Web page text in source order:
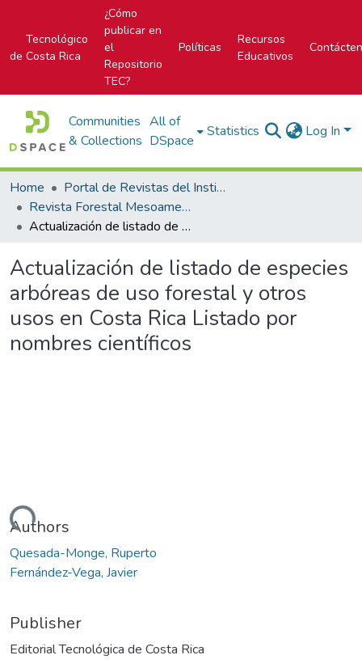
Tecnológico
de Costa Rica
¿Cómo
publicar en
el
Repositorio
TEC?
Políticas
Recursos
Educativos
Communities
& Collections
All of
DSpace
Statistics Log In
Home
Portal de Revistas del Instituto Tecnológico de Costa Rica
Revista Forestal Mesoamericana Kurú
Actualización de listado de especies arbóreas de uso forestal y otros usos en Costa Rica Listado por nombres científicos
Actualización de listado de especies
arbóreas de uso forestal y otros
usos en Costa Rica Listado por
nombres científicos
Authors
Quesada-Monge, Ruperto
Fernández-Vega, Javier
Publisher
Editorial Tecnológica de Costa Rica